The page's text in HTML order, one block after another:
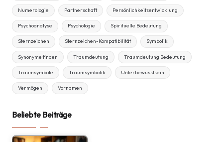
Numerologie Partnerschaft Persönlichkeitsentwicklung
Psychoanalyse Psychologie Spirituelle Bedeutung
Sternzeichen Sternzeichen-Kompatibilität Symbolik
Synonyme finden Traumdeutung Traumdeutung Bedeutung
Traumsymbole Traumsymbolik Unterbewusstsein
Vermögen Vornamen
Beliebte Beiträge